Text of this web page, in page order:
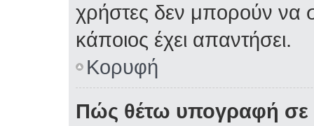
χρήστες δεν μπορούν να
κάποιος έχει απαντήσει.
Κορυφή
Πώς θέτω υπογραφή σε